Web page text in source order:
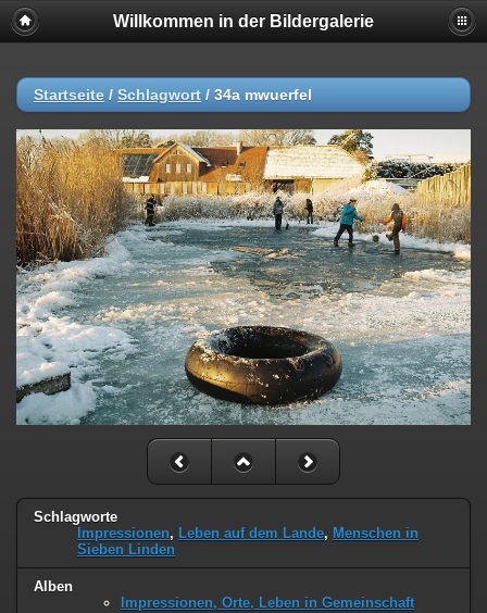
Willkommen in der Bildergalerie
Startseite / Schlagwort / 34a mwuerfel
Schlagworte
Impressionen, Leben auf dem Lande, Menschen in
Sieben Linden
Alben
Impressionen, Orte, Leben in Gemeinschaft